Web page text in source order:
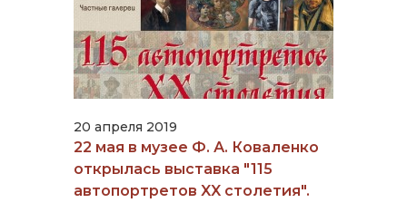
20 апреля 2019
22 мая в музее Ф. А. Коваленко
открылась выставка "115
автопортретов XX столетия".